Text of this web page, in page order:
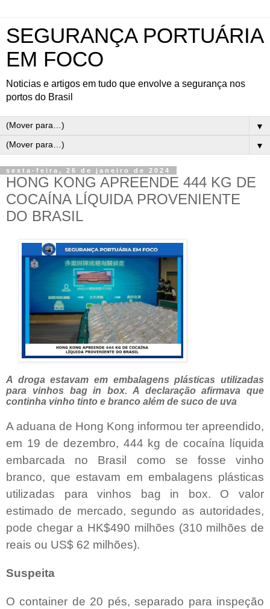
SEGURANÇA PORTUÁRIA
EM FOCO
Noticias e artigos em tudo que envolve a segurança nos
portos do Brasil
▼
▼
sexta-feira, 26 de janeiro de 2024
HONG KONG APREENDE 444 KG DE
COCAÍNA LÍQUIDA PROVENIENTE
DO BRASIL
A droga estavam em embalagens plásticas utilizadas
para vinhos bag in box. A declaração afirmava que
continha vinho tinto e branco além de suco de uva
A aduana de Hong Kong informou ter apreendido,
em 19 de dezembro, 444 kg de cocaína líquida
embarcada no Brasil como se fosse vinho
branco, que estavam em embalagens plásticas
utilizadas para vinhos bag in box. O valor
estimado de mercado, segundo as autoridades,
pode chegar a HK$490 milhões (310 milhões de
reais ou US$ 62 milhões).
Suspeita
O container de 20 pés, separado para inspeção